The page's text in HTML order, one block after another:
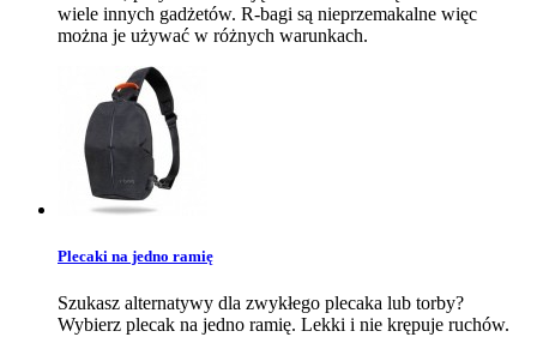
wiele innych gadżetów. R-bagi są nieprzemakalne więc
można je używać w różnych warunkach.
Plecaki na jedno ramię
Szukasz alternatywy dla zwykłego plecaka lub torby?
Wybierz plecak na jedno ramię. Lekki i nie krępuje ruchów.